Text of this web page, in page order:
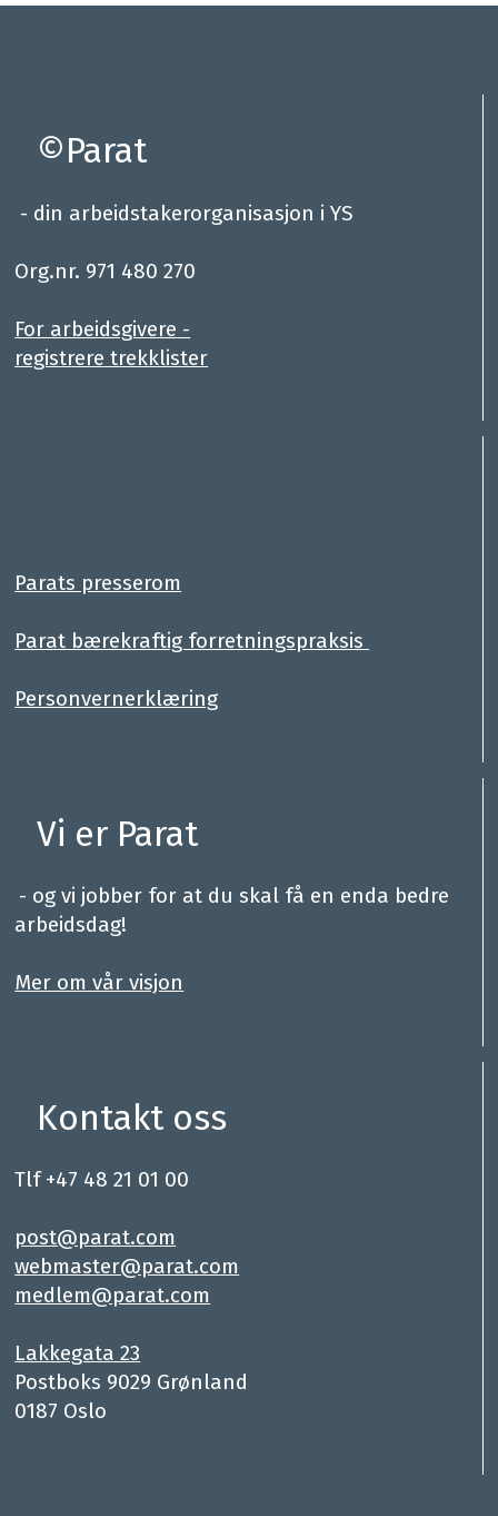
©Parat
- din arbeidstakerorganisasjon i YS
Org.nr. 971 480 270
For arbeidsgivere -
registrere trekklister
Parats presserom
Parat bærekraftig forretningspraksis
Personvernerklæring
Vi er Parat
- og vi jobber for at du skal få en enda bedre
arbeidsdag!
Mer om vår visjon
Kontakt oss
Tlf +47 48 21 01 00
post@parat.com
webmaster@parat.com
medlem@parat.com
Lakkegata 23
Postboks 9029 Grønland
0187 Oslo